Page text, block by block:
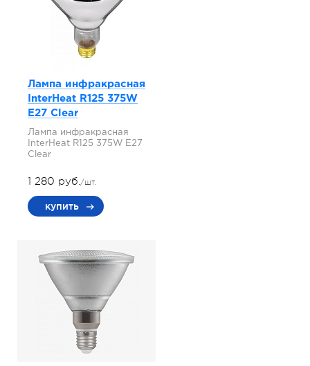
Лампа инфракрасная
InterHeat R125 375W
E27 Clear
Лампа инфракрасная
InterHeat R125 375W E27
Clear
1 280 руб./шт.
купить